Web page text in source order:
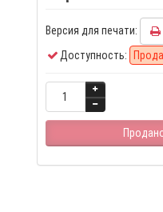
Версия для печати:
Доступность: